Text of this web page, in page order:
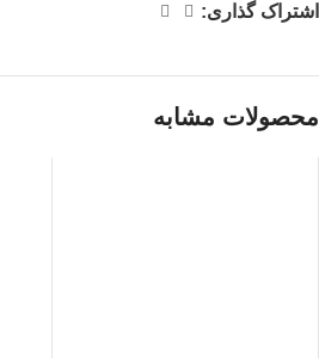
اشتراک گذاری:
محصولات مشابه